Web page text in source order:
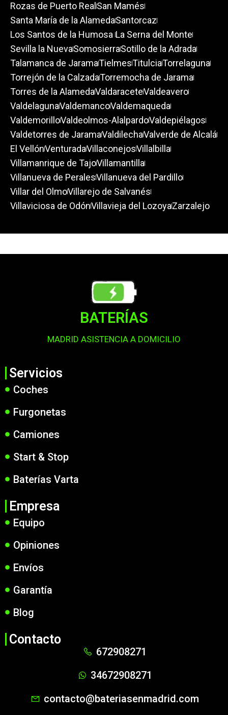
Rozas de Puerto Real San Mamés
Santa María de la AlamedaSantorcaz
Los Santos de la Humosa La Serna del Monte
Sevilla la NuevaSomosierraSotillo de la Adrada
Talamanca de JaramaTielmesTitulciaTorrelaguna
Torrejón de la CalzadaTorremocha de Jarama
Torres de la AlamedaValdaraceteValdeavero
ValdelagunaValdemancoValdemaqueda
ValdemorilloValdeolmos-AlalpardoValdepiélagos
Valdetorres de JaramaValdilechaValverde de Alcalá
El VellónVenturadaVillaconejosVillalbilla
Villamanrique de TajoVillamantilla
Villanueva de PeralesVillanueva del Pardillo
Villar del OlmoVillarejo de Salvanés
Villaviciosa de OdónVillavieja del LozoyaZarzalejo
BATERÍAS
MADRID ASISTENCIA A DOMICILIO
Servicios
Coches
Furgonetas
Camiones
Start & Stop
Baterías Varta
Empresa
Equipo
Opiniones
Envíos
Garantía
Blog
Contacto
672908271
34672908271
contacto@bateriasenmadrid.com